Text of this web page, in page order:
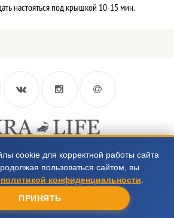
настояться под крышкой 10-15 мин.
812 988-66-94
952 218-39-35
на сайте не являются публичной офертой
cookie для корректной работы сайта
пользоваться сайтом, вы
политикой конфиденциальности
ПРИНЯТЬ